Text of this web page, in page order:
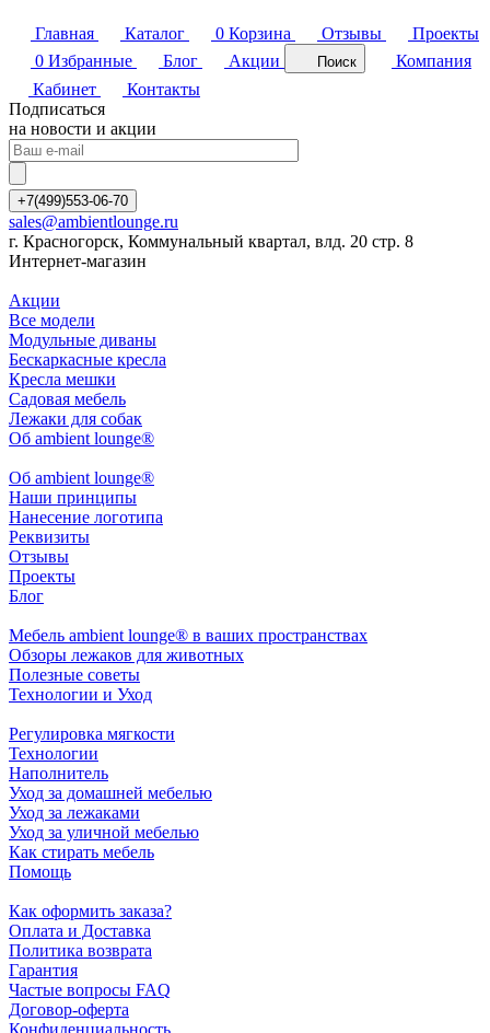
Главная Каталог 0 Корзина Отзывы
Проекты
0 Избранные Блог Акции Поиск
Компания
Кабинет
Контакты
Подписаться
на новости и акции
+7(499)553-06-70
sales@ambientlounge.ru
г. Красногорск, Коммунальный квартал, влд. 20 стр. 8
Интернет-магазин
Акции
Все модели
Модульные диваны
Бескаркасные кресла
Кресла мешки
Садовая мебель
Лежаки для собак
Об ambient lounge®
Oб ambient lounge®
Наши принципы
Нанесение логотипа
Реквизиты
Отзывы
Проекты
Блог
Мебель ambient lounge® в ваших пространствах
Обзоры лежаков для животных
Полезные советы
Технологии и Уход
Регулировка мягкости
Технологии
Наполнитель
Уход за домашней мебелью
Уход за лежаками
Уход за уличной мебелью
Как стирать мебель
Помощь
Как оформить заказа?
Оплата и Доставка
Политика возврата
Гарантия
Частые вопросы FAQ
Договор-оферта
Конфиденциальность